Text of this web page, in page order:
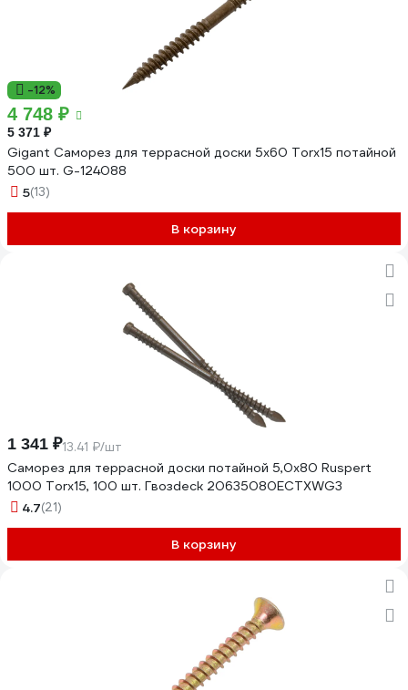
-12%
4 748 ₽
5 371 ₽
Gigant Саморез для террасной доски 5х60 Torx15 потайной
500 шт. G-124088
5(13)
В корзину
1 341 ₽13.41 ₽/шт
Саморез для террасной доски потайной 5,0х80 Ruspert
1000 Torx15, 100 шт. Гвозdeck 20635080ECTXWG3
4.7(21)
В корзину